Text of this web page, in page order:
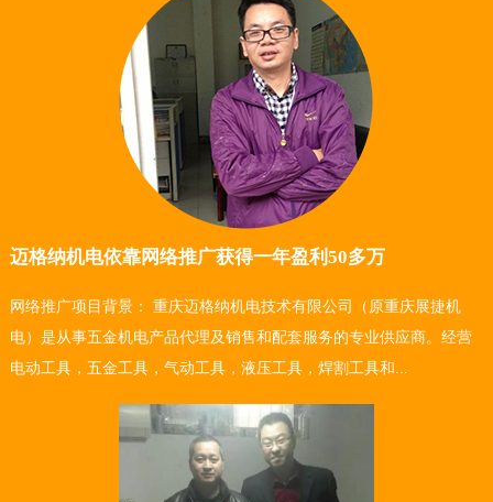
迈格纳机电依靠网络推广获得一年盈利50多万
网络推广项目背景： 重庆迈格纳机电技术有限公司（原重庆展捷机
电）是从事五金机电产品代理及销售和配套服务的专业供应商。经营
电动工具，五金工具，气动工具，液压工具，焊割工具和...